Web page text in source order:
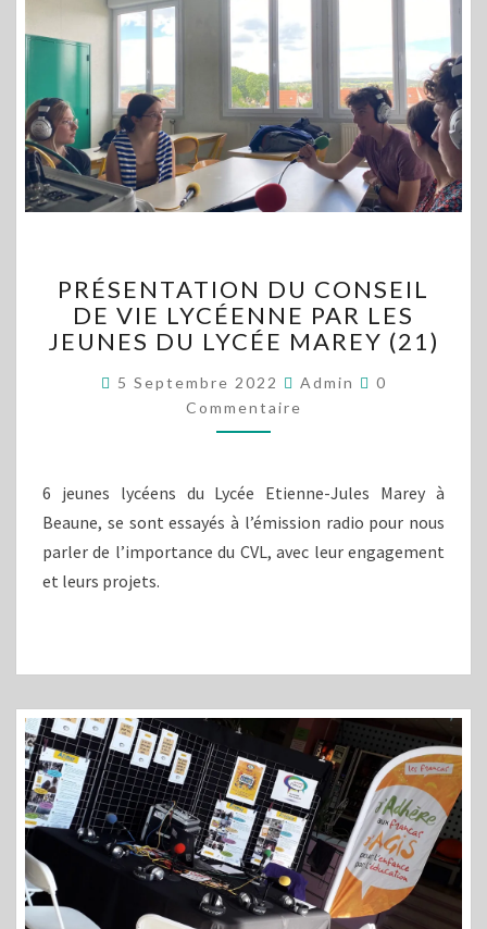
DU
CONSEIL
DE
LYCÉENNE
PAR
LES
DU
LYCÉE
MAREY
(21)
PRÉSENTATION DU CONSEIL
DE VIE LYCÉENNE PAR LES
JEUNES DU LYCÉE MAREY (21)
5 Septembre 2022 Admin
0
Commentaire
6 jeunes lycéens du Lycée Etienne-Jules Marey à
Beaune, se sont essayés à l’émission radio pour nous
parler de l’importance du CVL, avec leur engagement
et leurs projets.